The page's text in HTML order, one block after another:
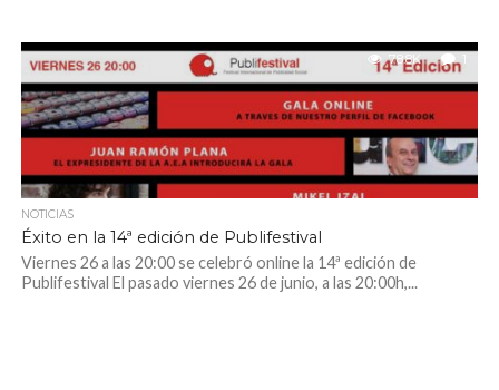
78.8K 1
NOTICIAS
Éxito en la 14ª edición de Publifestival
Viernes 26 a las 20:00 se celebró online la 14ª edición de
Publifestival El pasado viernes 26 de junio, a las 20:00h,...